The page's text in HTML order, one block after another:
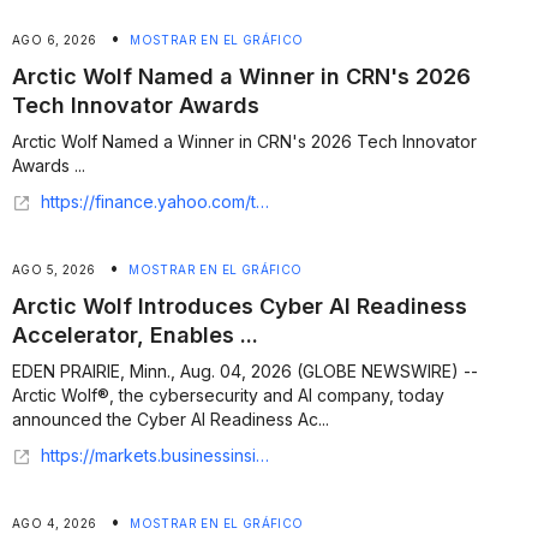
AGO 6, 2026 • MOSTRAR EN EL GRÁFICO
Arctic Wolf Named a Winner in CRN's 2026
Tech Innovator Awards
Arctic Wolf Named a Winner in CRN's 2026 Tech Innovator
Awards ...
https://finance.yahoo.com/technology/ai/articles/arctic-wolf-named-winner-crns-140000175.html
AGO 5, 2026 • MOSTRAR EN EL GRÁFICO
Arctic Wolf Introduces Cyber AI Readiness
Accelerator, Enables ...
EDEN PRAIRIE, Minn., Aug. 04, 2026 (GLOBE NEWSWIRE) --
Arctic Wolf®, the cybersecurity and AI company, today
announced the Cyber AI Readiness Ac...
https://markets.businessinsider.com/news/stocks/arctic-wolf-introduces-cyber-ai-readiness-accelerator-enables-partners-to-deliver-exposure-management-and-resilience-1036406056
AGO 4, 2026 • MOSTRAR EN EL GRÁFICO